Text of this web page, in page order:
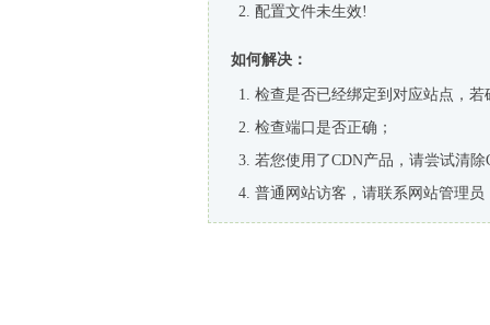
配置文件未生效!
如何解决：
检查是否已经绑定到对应站点，
检查端口是否正确；
若您使用了CDN产品，请尝试清除
普通网站访客，请联系网站管理员